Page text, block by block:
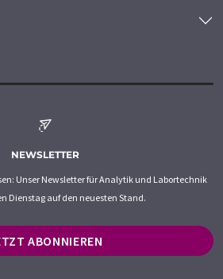
NEWSLETTER
Unser Newsletter für Analytik und Labortechnik
Dienstag auf den neuesten Stand.
ABONNIEREN